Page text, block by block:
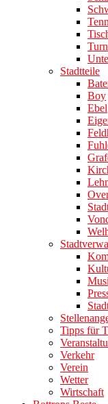
Stadtteile
Boy
Ebel
Tipps für
Verkehr
Verein
Wetter
Wirtschaft